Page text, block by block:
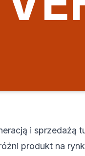
i sprzedażą
produkt na